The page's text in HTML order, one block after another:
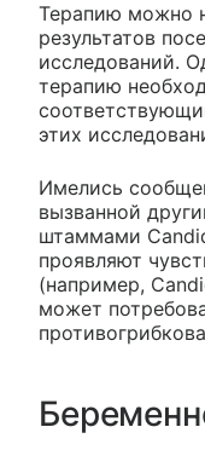
Терапию можно
результатов
исследований.
терапию
этих
Имелись
вызванной
штаммами
проявляют
(например,
может